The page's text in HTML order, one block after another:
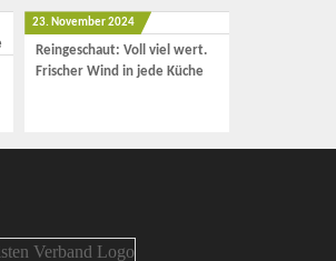
23. November 2024
Reingeschaut: Voll viel wert.
Frischer Wind in jede Küche